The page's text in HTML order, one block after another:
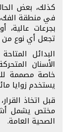
كذلك، بعض
في منطقة الفك،
بجرعات
تجعل أي نوع من
البدائل
الأسنان
يستخدم زوايا
قبل اتخاذ
مختص يشمل
الصحية العامة.